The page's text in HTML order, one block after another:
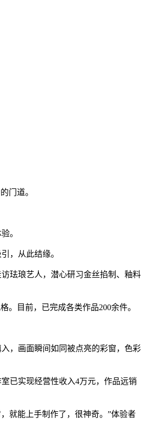
门道。
。
，从此结缘。
珐琅艺人，潜心研习金丝掐制、釉料
目前，已完成各类作品200余件。
，画面瞬间如同被点亮的彩窗，色彩
已实现经营性收入4万元，作品远销
就能上手制作了，很神奇。”体验者